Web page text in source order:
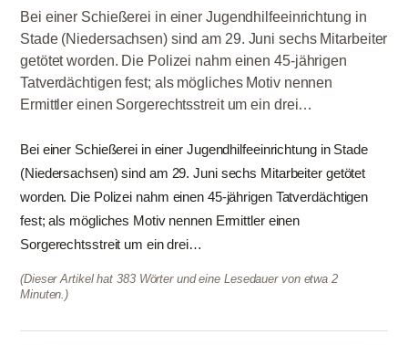
Bei einer Schießerei in einer Jugendhilfeeinrichtung in
Stade (Niedersachsen) sind am 29. Juni sechs Mitarbeiter
getötet worden. Die Polizei nahm einen 45-jährigen
Tatverdächtigen fest; als mögliches Motiv nennen
Ermittler einen Sorgerechtsstreit um ein drei…
Bei einer Schießerei in einer Jugendhilfeeinrichtung in Stade
(Niedersachsen) sind am 29. Juni sechs Mitarbeiter getötet
worden. Die Polizei nahm einen 45-jährigen Tatverdächtigen
fest; als mögliches Motiv nennen Ermittler einen
Sorgerechtsstreit um ein drei…
(Dieser Artikel hat 383 Wörter und eine Lesedauer von etwa 2
Minuten.)